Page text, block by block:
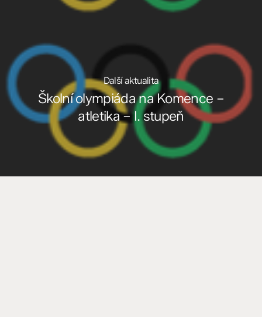
Další aktualita
Školní olympiáda na Komence –
atletika – I. stupeň